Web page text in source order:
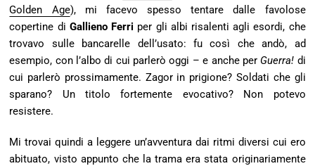
Golden Age), mi facevo spesso tentare dalle favolose
copertine di Gallieno Ferri per gli albi risalenti agli esordi, che
trovavo sulle bancarelle dell’usato: fu così che andò, ad
esempio, con l’albo di cui parlerò oggi – e anche per Guerra! di
cui parlerò prossimamente. Zagor in prigione? Soldati che gli
sparano? Un titolo fortemente evocativo? Non potevo
resistere.
Mi trovai quindi a leggere un’avventura dai ritmi diversi cui ero
abituato, visto appunto che la trama era stata originariamente